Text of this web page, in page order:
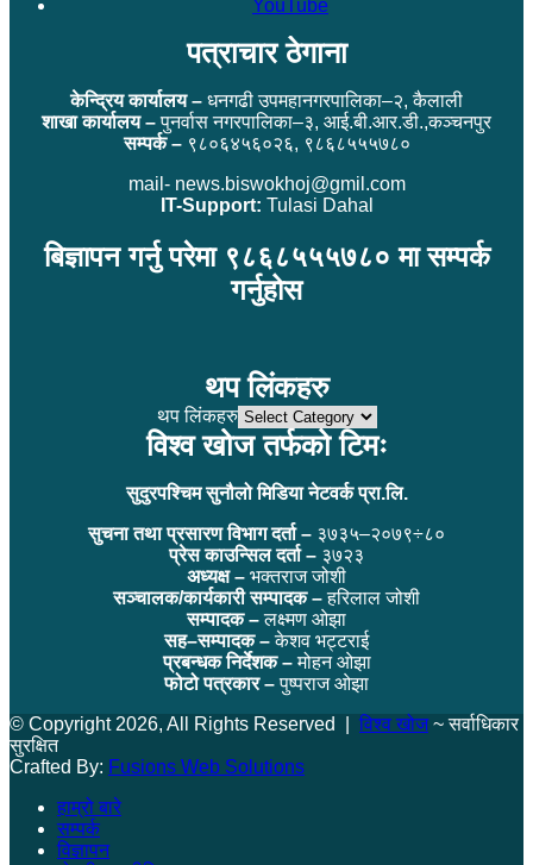
YouTube
पत्राचार ठेगाना
केन्द्रिय कार्यालय – धनगढी उपमहानगरपालिका–२, कैलाली
शाखा कार्यालय –पुनर्वास नगरपालिका–३, आई.बी.आर.डी.,कञ्चनपुर
सम्पर्क –९८०६४५६०२६, ९८६८५५५७८०
mail- news.biswokhoj@gmil.com
IT-Support: Tulasi Dahal
बिज्ञापन गर्नु परेमा ९८६८५५५७८० मा सम्पर्क
गर्नुहोस
थप लिंकहरु
थप लिंकहरु
विश्व खोज तर्फको टिमः
सुदुरपश्चिम सुनौलो मिडिया नेटवर्क प्रा.लि.
सुचना तथा प्रसारण विभाग दर्ता – ३७३५–२०७९÷८०
प्रेस काउन्सिल दर्ता – ३७२३
अध्यक्ष – भक्तराज जोशी
सञ्चालक/कार्यकारी सम्पादक –हरिलाल जोशी
सम्पादक –लक्ष्मण ओझा
सह–सम्पादक –केशव भट्टराई
प्रबन्धक निर्देशक –मोहन ओझा
फोटो पत्रकार –पुष्पराज ओझा
© Copyright 2026, All Rights Reserved | विश्व खोज~ सर्वाधिकार
सुरक्षित
Crafted By: Fusions Web Solutions
हाम्रो बारे
सम्पर्क
विज्ञापन